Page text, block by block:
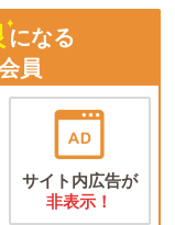
になる
員
サイト内広告が
非表示！